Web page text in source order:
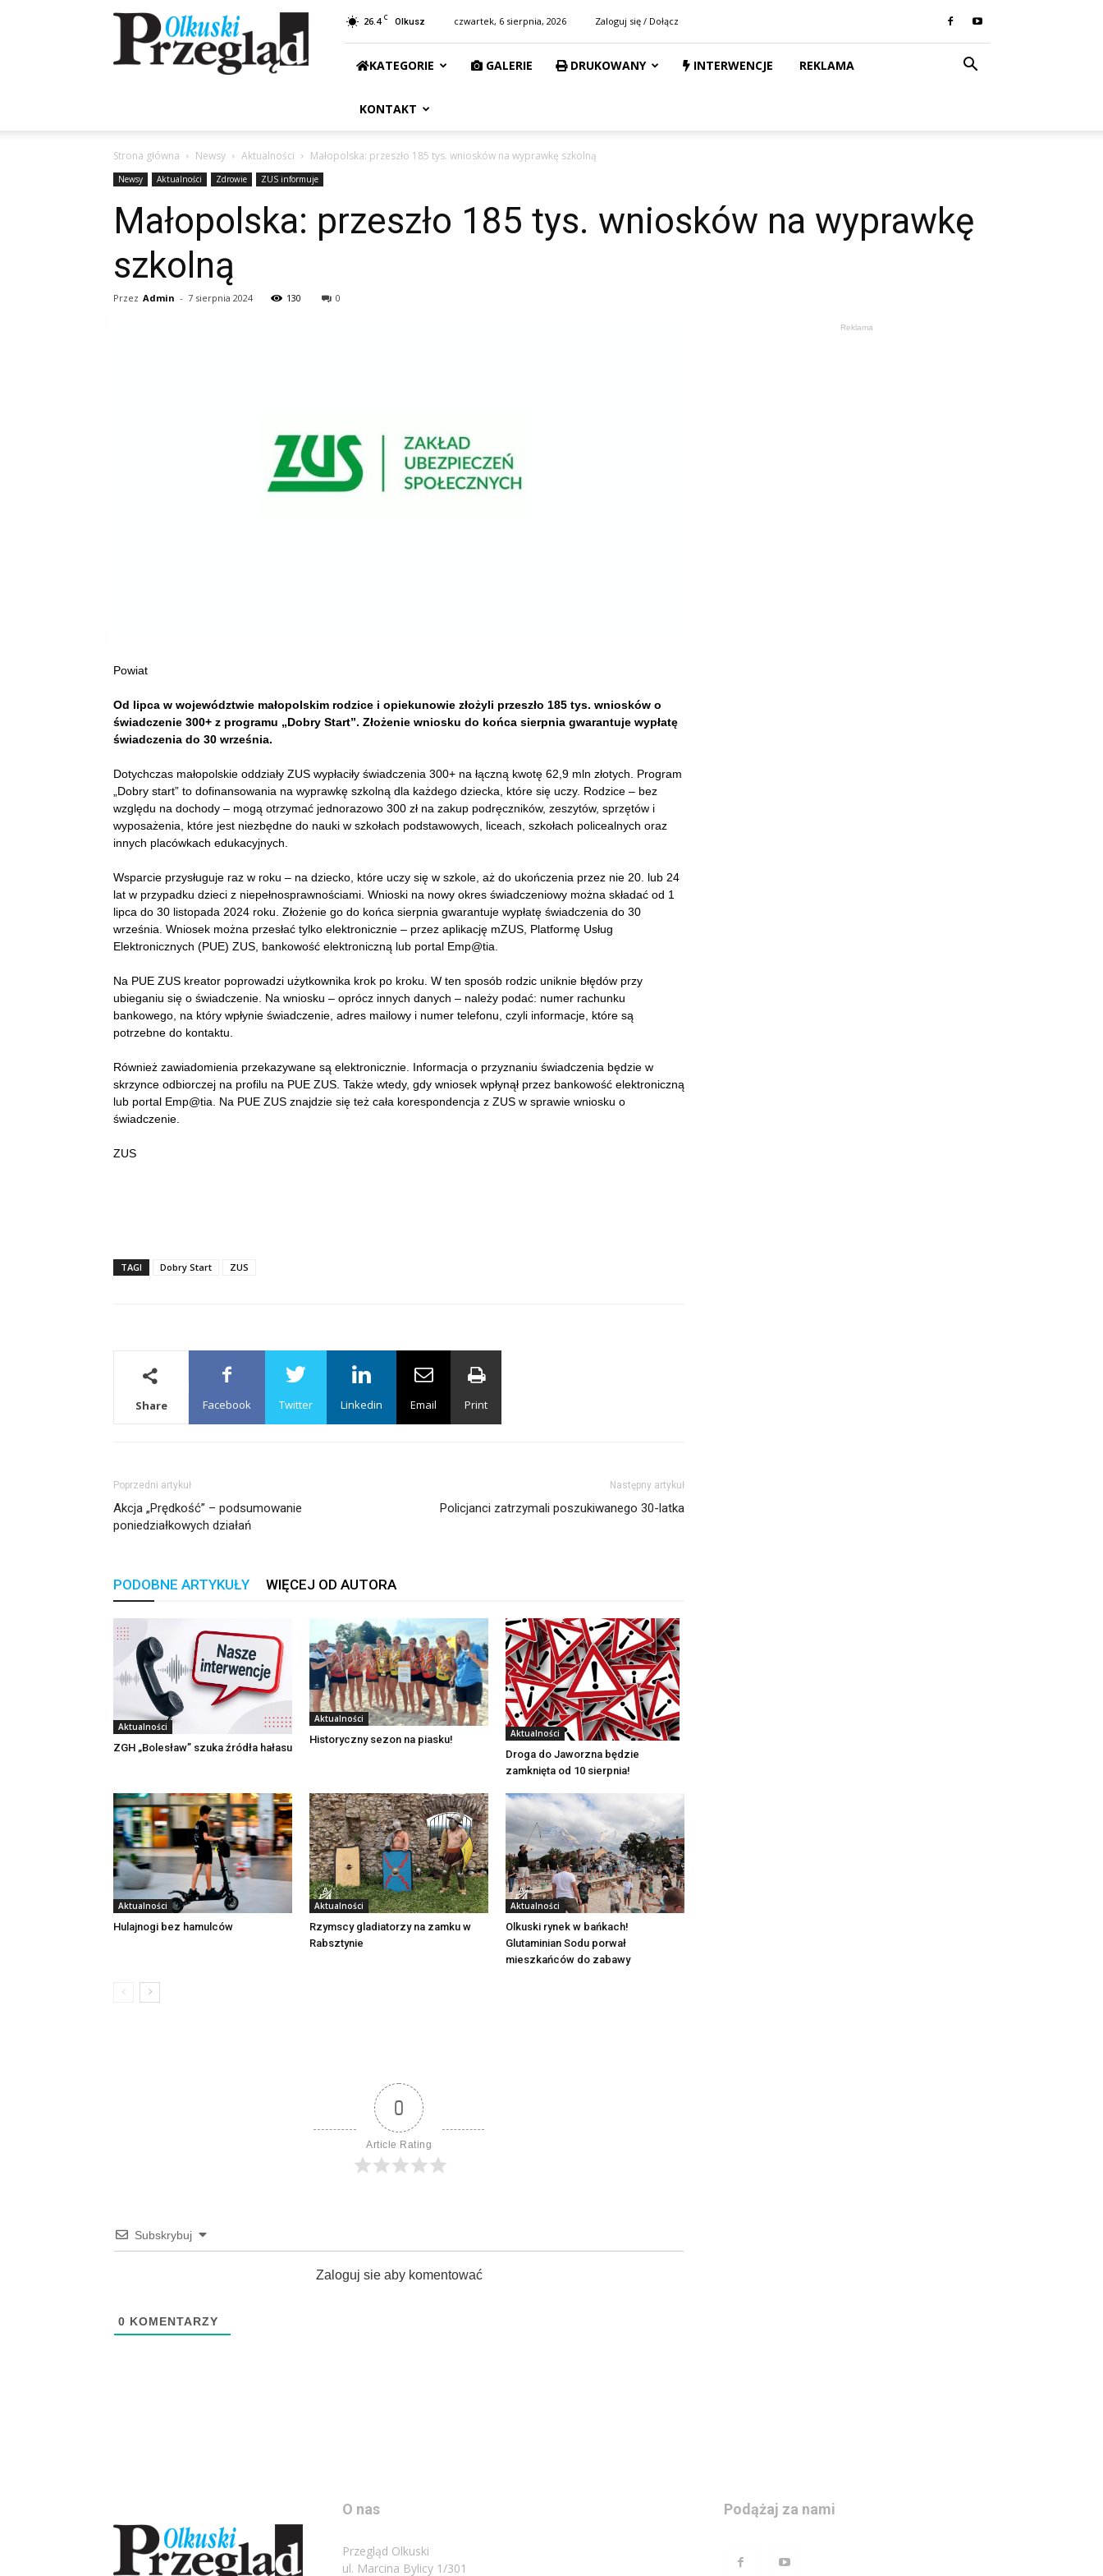
Przegląd
Olkuski
26.4 C Olkusz czwartek, 6 sierpnia, 2026 Zaloguj się / Dołącz
KATEGORIE GALERIE DRUKOWANY INTERWENCJE REKLAMA
KONTAKT
Strona główna Newsy Aktualności Małopolska: przeszło 185 tys. wniosków na wyprawkę szkolną
Newsy Aktualności Zdrowie ZUS informuje
Małopolska: przeszło 185 tys. wniosków na wyprawkę
szkolną
Przez Admin - 7 sierpnia 2024 130 0
Powiat
Od lipca w województwie małopolskim rodzice i opiekunowie złożyli przeszło 185 tys. wniosków o
świadczenie 300+ z programu „Dobry Start”. Złożenie wniosku do końca sierpnia gwarantuje wypłatę
świadczenia do 30 września.
Dotychczas małopolskie oddziały ZUS wypłaciły świadczenia 300+ na łączną kwotę 62,9 mln złotych. Program
„Dobry start” to dofinansowania na wyprawkę szkolną dla każdego dziecka, które się uczy. Rodzice – bez
względu na dochody – mogą otrzymać jednorazowo 300 zł na zakup podręczników, zeszytów, sprzętów i
wyposażenia, które jest niezbędne do nauki w szkołach podstawowych, liceach, szkołach policealnych oraz
innych placówkach edukacyjnych.
Wsparcie przysługuje raz w roku – na dziecko, które uczy się w szkole, aż do ukończenia przez nie 20. lub 24
lat w przypadku dzieci z niepełnosprawnościami. Wnioski na nowy okres świadczeniowy można składać od 1
lipca do 30 listopada 2024 roku. Złożenie go do końca sierpnia gwarantuje wypłatę świadczenia do 30
września. Wniosek można przesłać tylko elektronicznie – przez aplikację mZUS, Platformę Usług
Elektronicznych (PUE) ZUS, bankowość elektroniczną lub portal Emp@tia.
Na PUE ZUS kreator poprowadzi użytkownika krok po kroku. W ten sposób rodzic uniknie błędów przy
ubieganiu się o świadczenie. Na wniosku – oprócz innych danych – należy podać: numer rachunku
bankowego, na który wpłynie świadczenie, adres mailowy i numer telefonu, czyli informacje, które są
potrzebne do kontaktu.
Również zawiadomienia przekazywane są elektronicznie. Informacja o przyznaniu świadczenia będzie w
skrzynce odbiorczej na profilu na PUE ZUS. Także wtedy, gdy wniosek wpłynął przez bankowość elektroniczną
lub portal Emp@tia. Na PUE ZUS znajdzie się też cała korespondencja z ZUS w sprawie wniosku o
świadczenie.
ZUS
TAGI Dobry Start ZUS
Share Facebook Twitter Linkedin Email Print
Poprzedni artykuł
Akcja „Prędkość” – podsumowanie
poniedziałkowych działań
Następny artykuł
Policjanci zatrzymali poszukiwanego 30-latka
PODOBNE ARTYKUŁY WIĘCEJ OD AUTORA
Aktualności
ZGH „Bolesław” szuka źródła hałasu
Aktualności
Historyczny sezon na piasku! Aktualności
Droga do Jaworzna będzie
zamknięta od 10 sierpnia!
Aktualności
Hulajnogi bez hamulców
Aktualności
Rzymscy gladiatorzy na zamku w
Rabsztynie
Aktualności
Olkuski rynek w bańkach!
Glutaminian Sodu porwał
mieszkańców do zabawy
0
Article Rating
Subskrybuj
Zaloguj sie aby komentować
0 KOMENTARZY
Reklama
O nas
Przegląd Olkuski
ul. Marcina Bylicy 1/301
Podążaj za nami